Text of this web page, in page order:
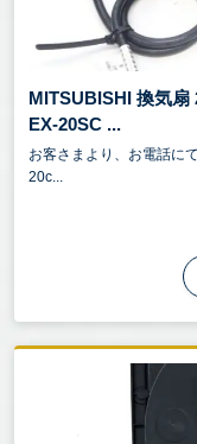
MITSUBISHI 換気扇
EX-20SC ...
お客さまより、お電話に
20c...